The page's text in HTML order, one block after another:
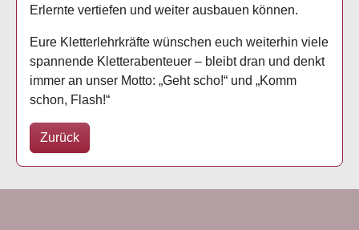
Erlernte vertiefen und weiter ausbauen können.
Eure Kletterlehrkräfte wünschen euch weiterhin viele
spannende Kletterabenteuer – bleibt dran und denkt
immer an unser Motto: „Geht scho!“ und „Komm
schon, Flash!“
Zurück